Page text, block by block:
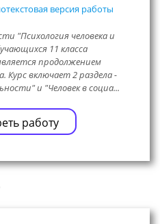
версия работы
"Психология человека и
11 класса
продолжением
Курс включает 2 раздела -
и "Человек в социа...
работу